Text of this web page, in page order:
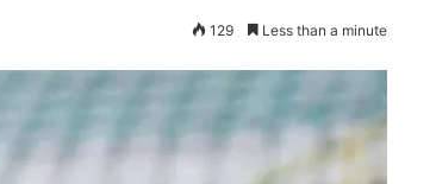
129 Less than a minute